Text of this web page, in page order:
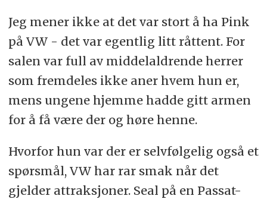
Jeg mener ikke at det var stort å ha Pink
på VW - det var egentlig litt råttent. For
salen var full av middelaldrende herrer
som fremdeles ikke aner hvem hun er,
mens ungene hjemme hadde gitt armen
for å få være der og høre henne.
Hvorfor hun var der er selvfølgelig også et
spørsmål, VW har rar smak når det
gjelder attraksjoner. Seal på en Passat-